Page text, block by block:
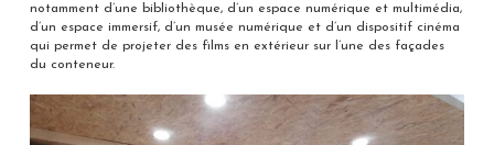
notamment d’une bibliothèque, d’un espace numérique et multimédia,
d’un espace immersif, d’un musée numérique et d’un dispositif cinéma
qui permet de projeter des films en extérieur sur l’une des façades
du conteneur.